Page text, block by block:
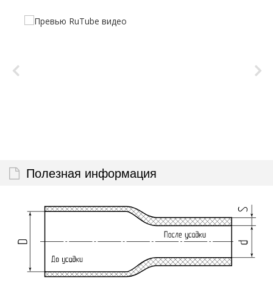
Полезная информация